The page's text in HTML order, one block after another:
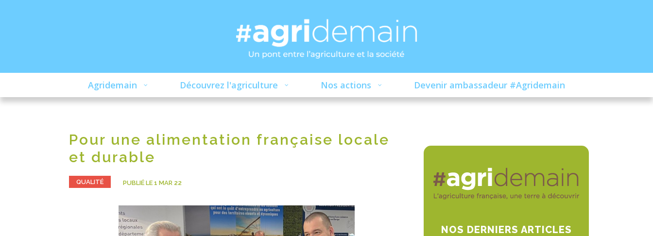
Agridemain Découvrez l'agriculture Nos actions Devenir ambassadeur #Agridemain
Pour une alimentation française locale
et durable
QUALITÉ PUBLIÉ LE 1 MAR 22
NOS DERNIERS ARTICLES